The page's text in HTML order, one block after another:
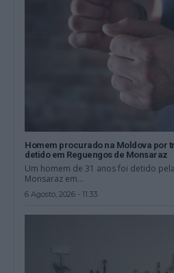
Homem procurado na Moldova por
detido em Reguengos de Monsaraz
Um homem de 31 anos foi detido
Monsaraz em...
6 Agosto, 2026 - 11:33